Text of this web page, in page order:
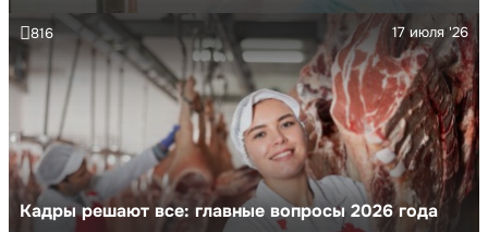
Кадры решают все: главные вопросы 2026 года
17 июля '26
816